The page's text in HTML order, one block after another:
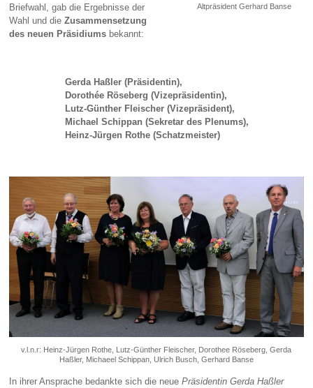
Altpräsident Gerhard Banse
Briefwahl, gab die Ergebnisse der
Wahl und dieZusammensetzung
des neuen Präsidiums bekannt:
Gerda Haßler (Präsidentin),
Dorothée Röseberg (Vizepräsidentin),
Lutz-Günther Fleischer (Vizepräsident),
Michael Schippan (Sekretar des Plenums),
Heinz-Jürgen Rothe (Schatzmeister)
v.l.n.r: Heinz-Jürgen Rothe, Lutz-Günther Fleischer, Dorothee Röseberg, Gerda
Haßler, Michaeel Schippan, Ulrich Busch, Gerhard Banse
In ihrer Ansprache bedankte sich die neuePräsidentin Gerda Haßler